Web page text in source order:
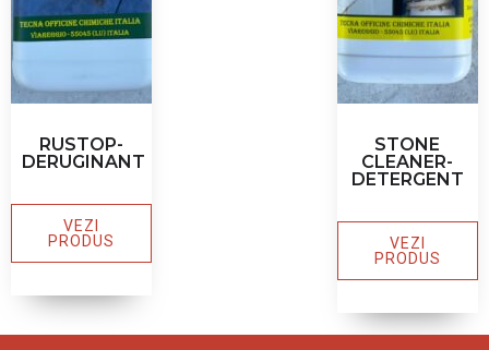
RUSTOP-
DERUGINANT
VEZI
PRODUS
STONE
CLEANER-
DETERGENT
VEZI
PRODUS